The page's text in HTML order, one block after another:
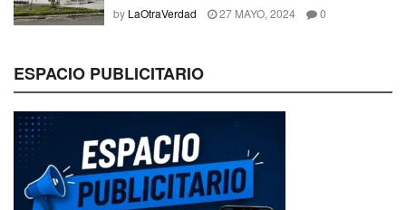
by LaOtraVerdad 27 MAYO, 2024 0
ESPACIO PUBLICITARIO